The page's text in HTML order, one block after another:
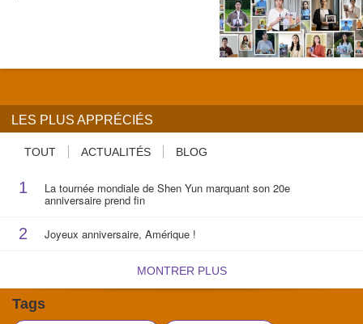
LES PLUS APPRÉCIÉS
TOUT ACTUALITÉS BLOG
1 La tournée mondiale de Shen Yun marquant son 20e
anniversaire prend fin
2 Joyeux anniversaire, Amérique !
MONTRER PLUS
Tags